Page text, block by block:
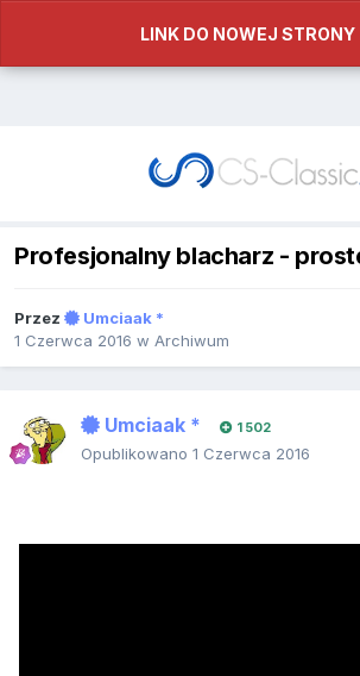
LINK DO NOWEJ STRONY
Profesjonalny blacharz -
Przez
Umciaak *
1 Czerwca 2016 w Archiwum
Umciaak * 1 502
Opublikowano 1 Czerwca 2016